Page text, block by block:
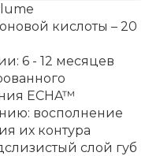
кислоты – 20
6 - 12 месяцев
ECHA™
восполнение
их контура
слой губ